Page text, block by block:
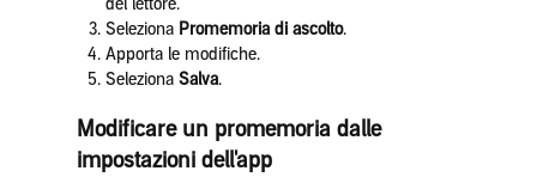
del lettore.
Seleziona Promemoria di ascolto.
Apporta le modifiche.
Seleziona Salva.
Modificare un promemoria dalle
impostazioni dell'app